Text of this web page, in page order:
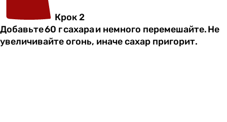
Крок 2
Добавьте 60 г сахара и немного перемешайте. Не
увеличивайте огонь, иначе сахар пригорит.